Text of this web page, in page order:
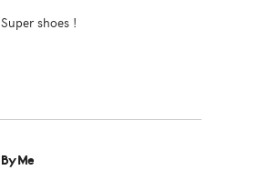
Super shoes !
ByMe